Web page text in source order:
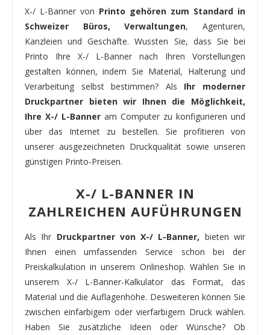
X-/ L-Banner von Printo gehören zum Standard in
Schweizer Büros, Verwaltungen, Agenturen,
Kanzleien und Geschäfte. Wussten Sie, dass Sie bei
Printo Ihre X-/ L-Banner nach Ihren Vorstellungen
gestalten können, indem Sie Material, Halterung und
Verarbeitung selbst bestimmen? Als Ihr moderner
Druckpartner bieten wir Ihnen die Möglichkeit,
Ihre X-/ L-Banner am Computer zu konfigurieren und
über das Internet zu bestellen. Sie profitieren von
unserer ausgezeichneten Druckqualität sowie unseren
günstigen Printo-Preisen.
X-/ L-BANNER IN
ZAHLREICHEN AUFÜHRUNGEN
Als Ihr Druckpartner von X-/ L-Banner, bieten wir
Ihnen einen umfassenden Service schon bei der
Preiskalkulation in unserem Onlineshop. Wählen Sie in
unserem X-/ L-Banner-Kalkulator das Format, das
Material und die Auflagenhöhe. Desweiteren können Sie
zwischen einfarbigem oder vierfarbigem Druck wählen.
Haben Sie zusätzliche Ideen oder Wünsche? Ob